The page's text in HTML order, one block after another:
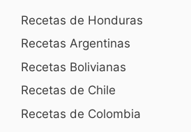
Recetas de Honduras
Recetas Argentinas
Recetas Bolivianas
Recetas de Chile
Recetas de Colombia